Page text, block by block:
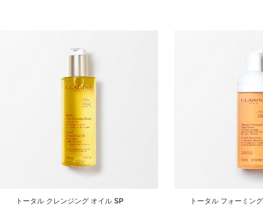
トータル クレンジング オイル SP トータル フォーミン